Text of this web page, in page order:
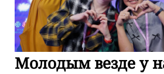
Молодым везде у